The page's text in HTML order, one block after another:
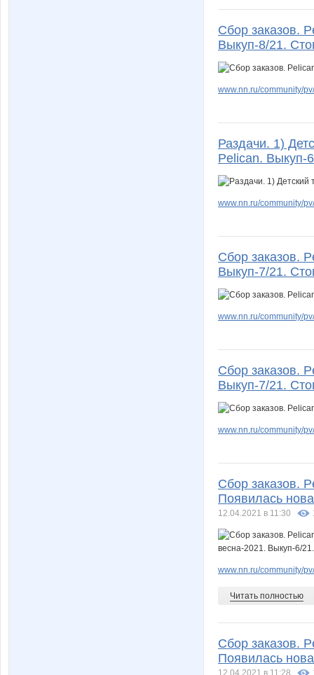
Сбор заказов.
Выкуп-8/21.
www.nn.ru/community/
Раздачи. 1)
Pelican. Выкуп-
www.nn.ru/community/
Сбор заказов.
Выкуп-7/21.
www.nn.ru/community/
Сбор заказов.
Выкуп-7/21.
www.nn.ru/community/
Сбор заказов.
Появилась
12.04.2021 в 11:30
www.nn.ru/community/
Читать полностью
Сбор заказов.
Появилась
12.04.2021 в 11:28